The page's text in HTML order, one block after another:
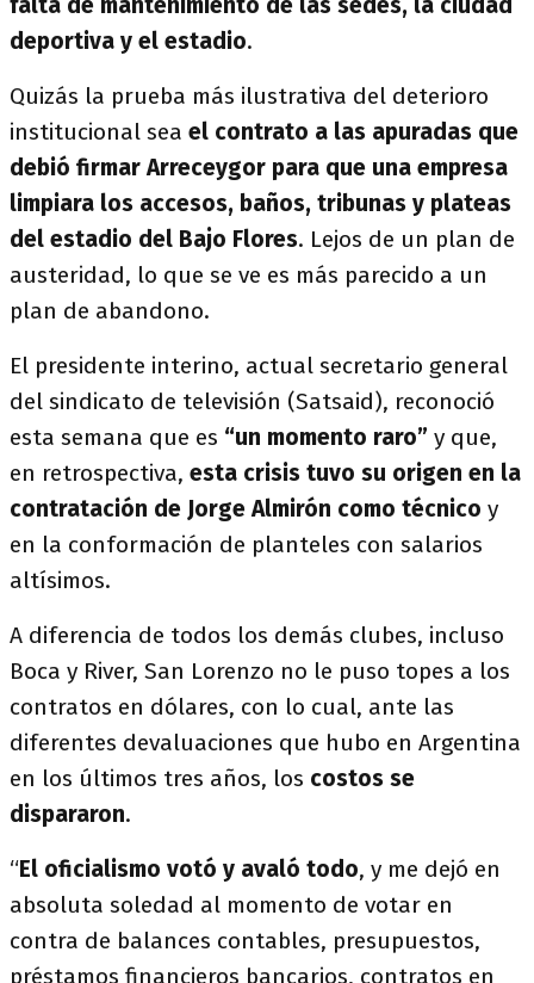
deportiva y el estadio.
Quizás la prueba más ilustrativa del deterioro
institucional sea el contrato a las apuradas que
debió firmar Arreceygor para que una empresa
limpiara los accesos, baños, tribunas y plateas
del estadio del Bajo Flores. Lejos de un plan de
austeridad, lo que se ve es más parecido a un
plan de abandono.
El presidente interino, actual secretario general
del sindicato de televisión (Satsaid), reconoció
esta semana que es “un momento raro” y que,
en retrospectiva, esta crisis tuvo su origen en la
contratación de Jorge Almirón como técnico y
en la conformación de planteles con salarios
altísimos.
A diferencia de todos los demás clubes, incluso
Boca y River, San Lorenzo no le puso topes a los
contratos en dólares, con lo cual, ante las
diferentes devaluaciones que hubo en Argentina
en los últimos tres años, los costos se
dispararon.
“El oficialismo votó y avaló todo, y me dejó en
absoluta soledad al momento de votar en
contra de balances contables, presupuestos,
préstamos financieros bancarios, contratos en